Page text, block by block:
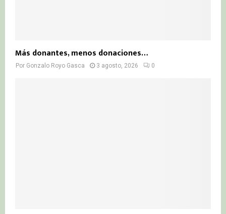
Más donantes, menos donaciones…
Por Gonzalo Royo Gasca 3 agosto, 2026 0